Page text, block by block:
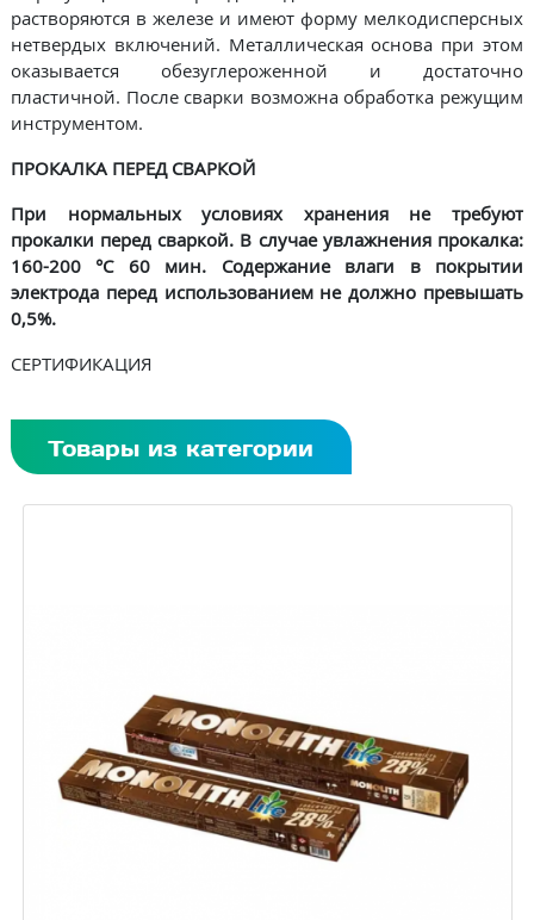
растворяются в железе и имеют форму мелкодисперсных
нетвердых включений. Металлическая основа при этом
оказывается обезуглероженной и достаточно
пластичной. После сварки возможна обработка режущим
инструментом.
ПРОКАЛКА ПЕРЕД СВАРКОЙ
При нормальных условиях хранения не требуют
прокалки перед сваркой. В случае увлажнения прокалка:
160-200 °С 60 мин. Содержание влаги в покрытии
электрода перед использованием не должно превышать
0,5%.
СЕРТИФИКАЦИЯ
Товары из категории